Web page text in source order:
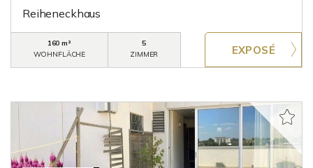
Reiheneckhaus
160 m²
WOHNFLÄCHE
5
ZIMMER